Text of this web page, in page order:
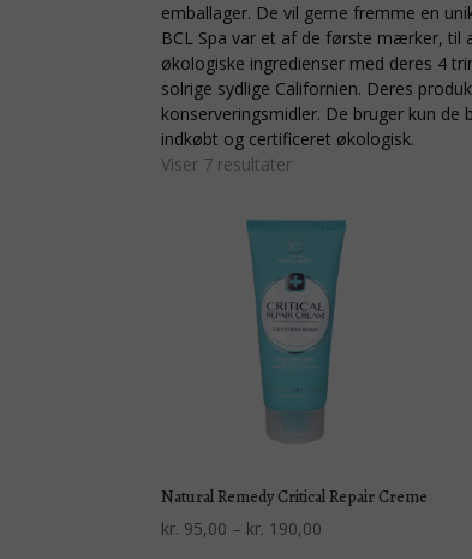
emballager. De vil gerne fremme en
BCL Spa var et af de første mærker, til
økologiske ingredienser med deres 4
solrige sydlige Californien. Deres
konserveringsmidler. De bruger kun
indkøbt og certificeret økologisk.
Viser 7 resultaterSorteret
Natural Remedy Critical Repair Creme
kr. 95,00 – kr. 190,00